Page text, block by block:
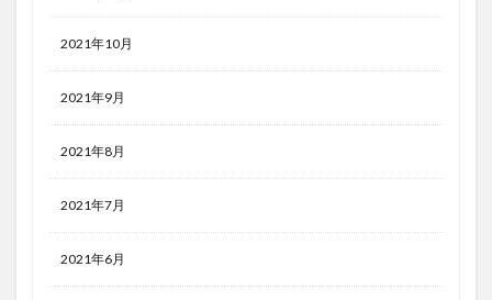
2021年10月
2021年9月
2021年8月
2021年7月
2021年6月